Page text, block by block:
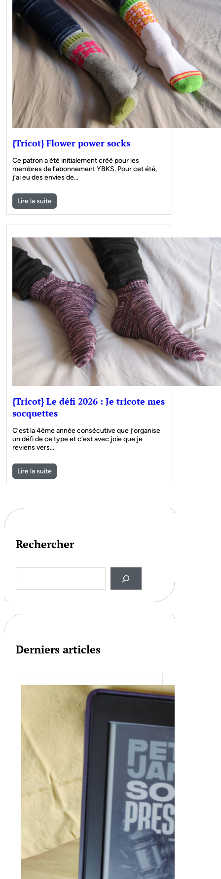
{Tricot} Flower power socks
Ce patron a été initialement créé pour les
membres de l’abonnement YBKS. Pour cet été,
j’ai eu des envies de…
Lire la suite
{Tricot} Le défi 2026 : Je tricote mes
socquettes
C’est la 4ème année consécutive que j’organise
un défi de ce type et c’est avec joie que je
reviens vers…
Lire la suite
Rechercher
a
h
Derniers articles